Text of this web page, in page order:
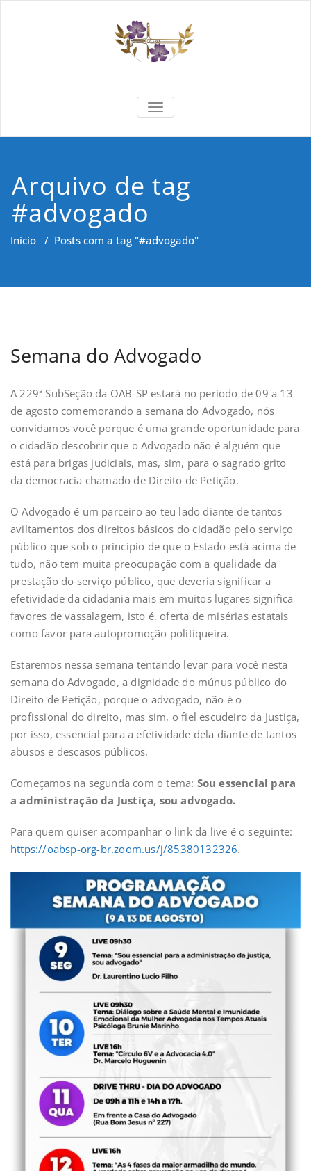
Saber
Cidadania e Dignidade Humana
TOGGLE NAVIGATION
Arquivo de tag
#advogado
Início / Posts com a tag "#advogado"
Semana do Advogado
A 229ª SubSeção da OAB-SP estará no período de 09 a 13
de agosto comemorando a semana do Advogado, nós
convidamos você porque é uma grande oportunidade para
o cidadão descobrir que o Advogado não é alguém que
está para brigas judiciais, mas, sim, para o sagrado grito
da democracia chamado de Direito de Petição.
O Advogado é um parceiro ao teu lado diante de tantos
aviltamentos dos direitos básicos do cidadão pelo serviço
público que sob o princípio de que o Estado está acima de
tudo, não tem muita preocupação com a qualidade da
prestação do serviço público, que deveria significar a
efetividade da cidadania mais em muitos lugares significa
favores de vassalagem, isto é, oferta de misérias estatais
como favor para autopromoção politiqueira.
Estaremos nessa semana tentando levar para você nesta
semana do Advogado, a dignidade do múnus público do
Direito de Petição, porque o advogado, não é o
profissional do direito, mas sim, o fiel escudeiro da Justiça,
por isso, essencial para a efetividade dela diante de tantos
abusos e descasos públicos.
Começamos na segunda com o tema: Sou essencial para
a administração da Justiça, sou advogado.
Para quem quiser acompanhar o link da live é o seguinte:
https://oabsp-org-br.zoom.us/j/85380132326.